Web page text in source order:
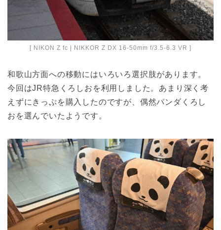
[ NIKON Z fc | NIKKOR Z DX 16-50mm f/3.5-6.3 VR ]
和歌山方面への移動にはいろいろ選択肢があります。
今回はJR特急くろしおを利用しました。あまり深く考
えずにきっぷを購入したのですが、偶然パンダくろし
おを選んでいたようです。